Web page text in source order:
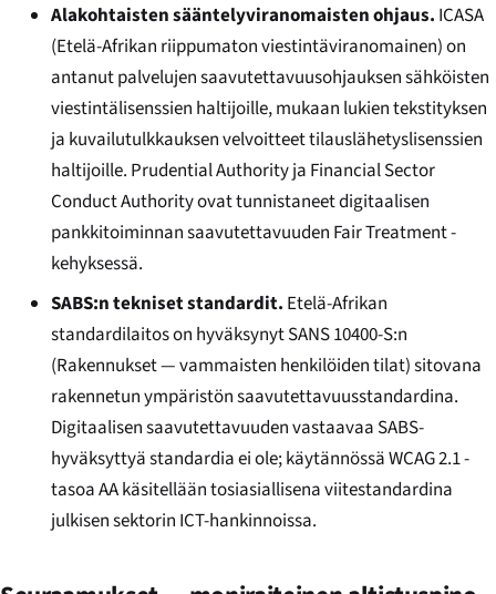
Alakohtaisten sääntelyviranomaisten ohjaus. ICASA
(Etelä-Afrikan riippumaton viestintäviranomainen) on
antanut palvelujen saavutettavuusohjauksen sähköisten
viestintälisenssien haltijoille, mukaan lukien tekstityksen
ja kuvailutulkkauksen velvoitteet tilauslähetyslisenssien
haltijoille. Prudential Authority ja Financial Sector
Conduct Authority ovat tunnistaneet digitaalisen
pankkitoiminnan saavutettavuuden Fair Treatment -
kehyksessä.
SABS:n tekniset standardit. Etelä-Afrikan
standardilaitos on hyväksynyt SANS 10400-S:n
(Rakennukset — vammaisten henkilöiden tilat) sitovana
rakennetun ympäristön saavutettavuusstandardina.
Digitaalisen saavutettavuuden vastaavaa SABS-
hyväksyttyä standardia ei ole; käytännössä WCAG 2.1 -
tasoa AA käsitellään tosiasiallisena viitestandardina
julkisen sektorin ICT-hankinnoissa.